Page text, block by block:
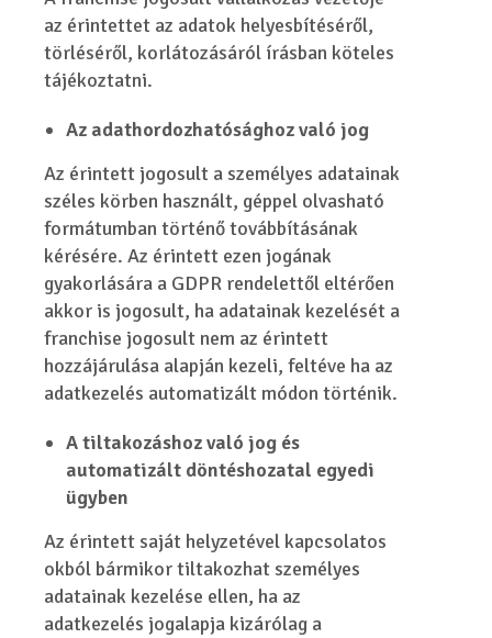
az érintettet az adatok helyesbítéséről,
törléséről, korlátozásáról írásban köteles
tájékoztatni.
Az adathordozhatósághoz való jog
Az érintett jogosult a személyes adatainak
széles körben használt, géppel olvasható
formátumban történő továbbításának
kérésére. Az érintett ezen jogának
gyakorlására a GDPR rendelettől eltérően
akkor is jogosult, ha adatainak kezelését a
franchise jogosult nem az érintett
hozzájárulása alapján kezeli, feltéve ha az
adatkezelés automatizált módon történik.
A tiltakozáshoz való jog és
automatizált döntéshozatal egyedi
ügyben
Az érintett saját helyzetével kapcsolatos
okból bármikor tiltakozhat személyes
adatainak kezelése ellen, ha az
adatkezelés jogalapja kizárólag a